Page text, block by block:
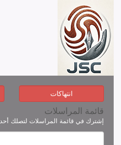
انتهاكات
قائمة المراسلات
إشترك في قائمة المراسلات لتصلك